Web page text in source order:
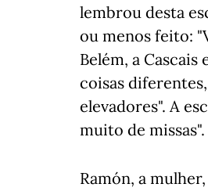
lembrou desta
ou menos feito:
Belém, a Cascais
coisas
elevadores". A
muito de
Ramón, a